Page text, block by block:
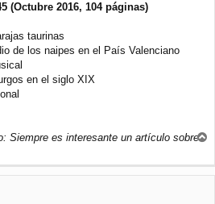
(Octubre 2016, 104 páginas)
taurinas
de los naipes en el País Valenciano
en el siglo XIX
Siempre es interesante un artículo sobre
r
i